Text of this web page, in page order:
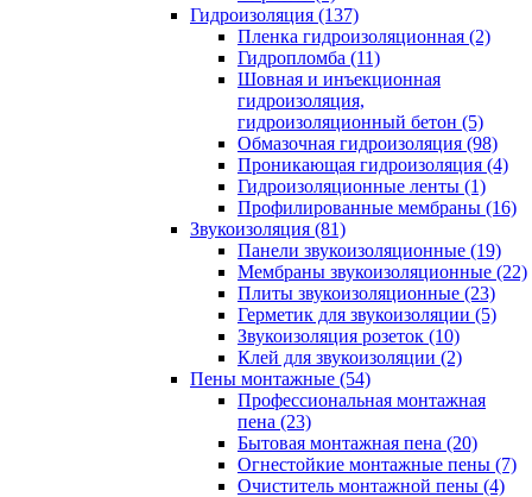
Гидроизоляция (137)
Пленка гидроизоляционная (2)
Гидропломба (11)
Шовная и инъекционная
гидроизоляция,
гидроизоляционный бетон (5)
Обмазочная гидроизоляция (98)
Проникающая гидроизоляция (4)
Гидроизоляционные ленты (1)
Профилированные мембраны (16)
Звукоизоляция (81)
Панели звукоизоляционные (19)
Мембраны звукоизоляционные (22)
Плиты звукоизоляционные (23)
Герметик для звукоизоляции (5)
Звукоизоляция розеток (10)
Клей для звукоизоляции (2)
Пены монтажные (54)
Профессиональная монтажная
пена (23)
Бытовая монтажная пена (20)
Огнестойкие монтажные пены (7)
Очиститель монтажной пены (4)